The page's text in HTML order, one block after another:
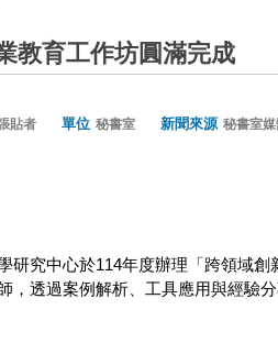
教育工作坊圓滿完成
貼者 單位 秘書室 新聞來源 秘書室
研究中心於114年度辦理「跨領域
透過案例解析、工具應用與經驗